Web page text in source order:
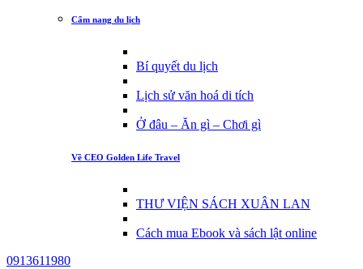
Cẩm nang du lịch
Bí quyết du lịch
Lịch sử văn hoá di tích
Ở đâu – Ăn gì – Chơi gì
Về CEO Golden Life Travel
THƯ VIỆN SÁCH XUÂN LAN
Cách mua Ebook và sách lật online
0913611980